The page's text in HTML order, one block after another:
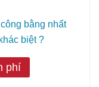
bằng nhất
biệt ?
phí